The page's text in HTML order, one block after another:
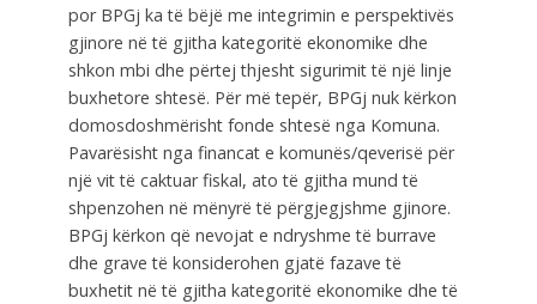
por BPGj ka të bëjë me integrimin e perspektivës
gjinore në të gjitha kategoritë ekonomike dhe
shkon mbi dhe përtej thjesht sigurimit të një linje
buxhetore shtesë. Për më tepër, BPGj nuk kërkon
domosdoshmërisht fonde shtesë nga Komuna.
Pavarësisht nga financat e komunës/qeverisë për
një vit të caktuar fiskal, ato të gjitha mund të
shpenzohen në mënyrë të përgjegjshme gjinore.
BPGj kërkon që nevojat e ndryshme të burrave
dhe grave të konsiderohen gjatë fazave të
buxhetit në të gjitha kategoritë ekonomike dhe të